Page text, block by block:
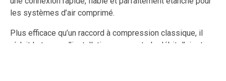
les systèmes d’air comprimé.
Plus efficace qu’un raccord à compression classique, il
réduit le temps d’installation, augmente le débit d’air et